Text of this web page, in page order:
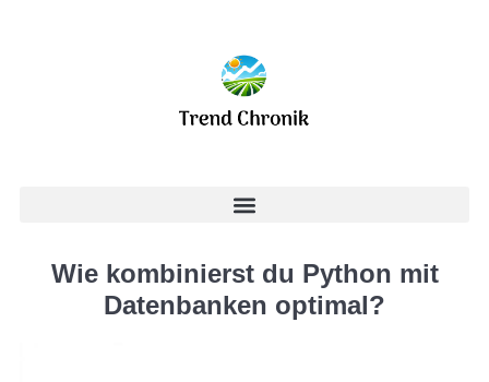
Wie kombinierst du Python mit
Datenbanken optimal?